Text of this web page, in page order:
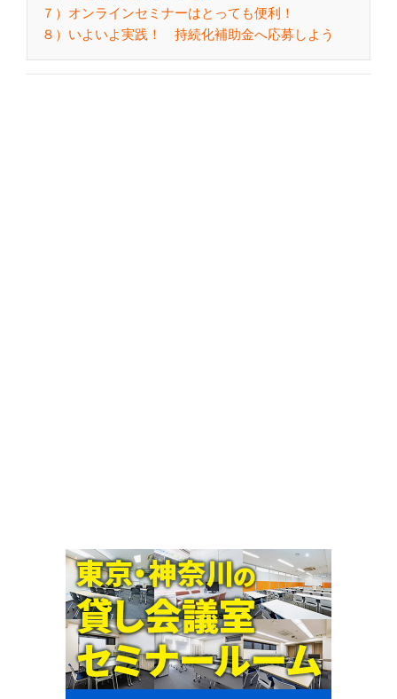
７）オンラインセミナーはとっても便利！
８）いよいよ実践！ 持続化補助金へ応募しよう